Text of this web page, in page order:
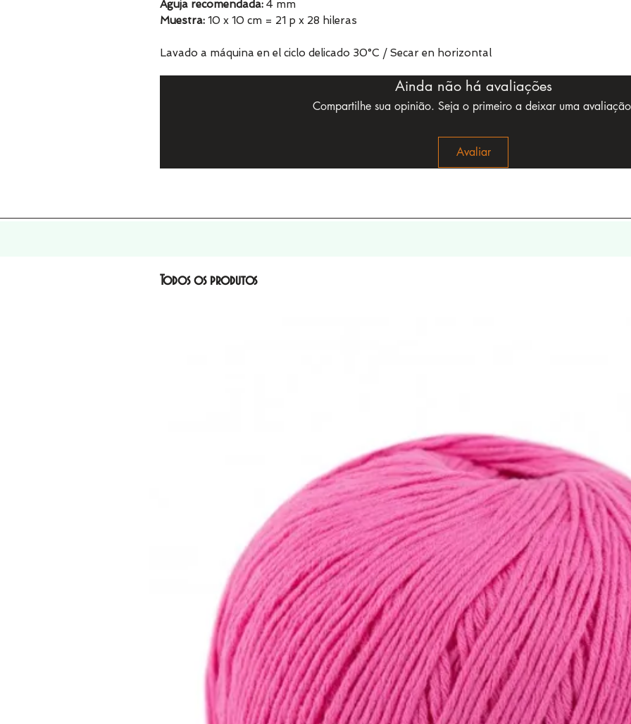
Aguja recomendada: 4 mm
Muestra: 10 x 10 cm = 21 p x 28 hileras
Lavado a máquina en el ciclo delicado 30°C / Secar en horizontal
Ainda não há avaliações
Compartilhe sua opinião. Seja o primeiro a deixar uma
Avaliar
Todos os produtos